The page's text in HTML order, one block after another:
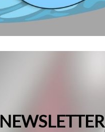
NEWSLETTER